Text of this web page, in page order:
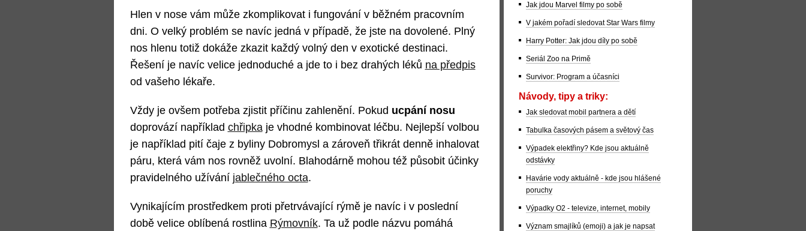
Hlen v nose vám může zkomplikovat i fungování v běžném pracovním
dni. O velký problém se navíc jedná v případě, že jste na dovolené. Plný
nos hlenu totiž dokáže zkazit každý volný den v exotické destinaci.
Řešení je navíc velice jednoduché a jde to i bez drahých léků na předpis
od vašeho lékaře.
Vždy je ovšem potřeba zjistit příčinu zahlenění. Pokud ucpání nosu
doprovází například chřipkaje vhodné kombinovat léčbu. Nejlepší volbou
je například pití čaje z byliny Dobromysl a zároveň třikrát denně inhalovat
páru, která vám nos rovněž uvolní. Blahodárně mohou též působit účinky
pravidelného užívání jablečného octa.
Vynikajícím prostředkem proti přetrvávající rýmě je navíc i v poslední
době velice oblíbená rostlina Rýmovník. Ta už podle názvu pomáhá
Jak jdou Marvel filmy po sobě
V jakém pořadí sledovat Star Wars filmy
Harry Potter: Jak jdou díly po sobě
Seriál Zoo na Primě
Survivor: Program a účasníci
Návody, tipy a triky:
Jak sledovat mobil partnera a dětí
Tabulka časových pásem a světový čas
Výpadek elektřiny? Kde jsou aktuálně
odstávky
Havárie vody aktuálně - kde jsou hlášené
poruchy
Výpadky O2 - televize, internet, mobily
Význam smajlíků (emoji) a jak je napsat